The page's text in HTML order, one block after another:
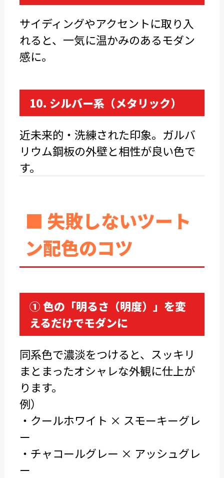
サイディングやアクセントに取り入
れると、一気に温かみのあるモダン
感に。
10. シルバー系（メタリック）
近未来的・洗練された印象。ガルバ
リウム鋼板の外壁と相性が良い色で
す。
■ 失敗しないツート
ン配色のコツ
① 色の「明るさ（明度）」を変
えるだけでモダンに
同系色で濃淡をつけると、スッキリ
まとまったオシャレな外観に仕上が
ります。
例）
・クールホワイト × スモーキーグレ
ー
・チャコールグレー × アッシュグレ
ー